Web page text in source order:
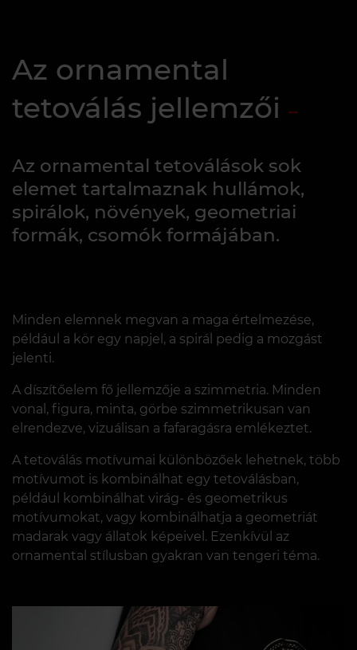
Az ornamental
tetoválás jellemzői
Az ornamental tetoválások sok
elemet tartalmaznak hullámok,
spirálok, növények, geometriai
formák, csomók formájában.
Minden elemnek megvan a maga értelmezése,
például a kör egy napjel, a spirál pedig a mozgást
jelenti.
A díszítőelem fő jellemzője a szimmetria. Minden
vonal, figura, minta, görbe szimmetrikusan van
elrendezve, vizuálisan a fafaragásra emlékeztet.
A tetoválás motívumai különbözőek lehetnek, több
motívumot is kombinálhat egy tetoválásban,
például kombinálhat virág- és geometrikus
motívumokat, vagy kombinálhatja a geometriát
madarak vagy állatok képeivel. Ezenkívül az
ornamental stílusban gyakran van tengeri téma.